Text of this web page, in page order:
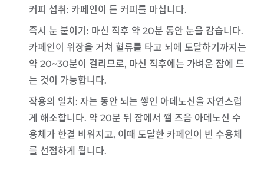
커피 섭취 : 카페인이 든 커피를 마십니다.
즉시 눈 붙이기 : 마신 직후 약 20분 동안 눈을 감습니다.
카페인이 위장을 거쳐 혈류를 타고 뇌에 도달하기까지는
약 20~30분이 걸리므로, 마신 직후에는 가벼운 잠에 드
는 것이 가능합니다.
작용의 일치 : 자는 동안 뇌는 쌓인 아데노신을 자연스럽
게 해소합니다. 약 20분 뒤 잠에서 깰 즈음 아데노신 수
용체가 한결 비워지고, 이때 도달한 카페인이 빈 수용체
를 선점하게 됩니다.